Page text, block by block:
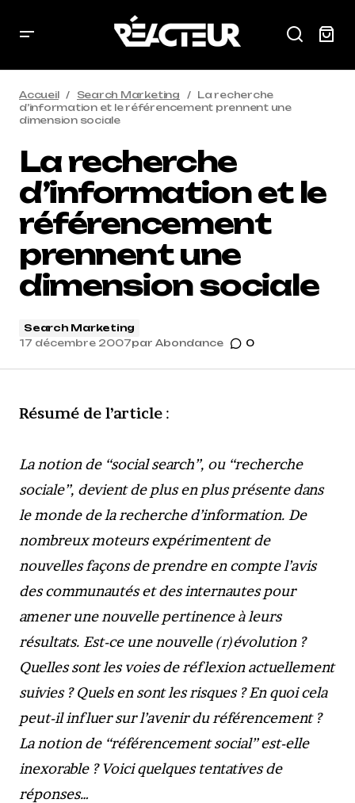
Accueil Search Marketing
La recherche
d’information et le référencement prennent une
dimension sociale
La recherche
d’information et le
référencement
prennent une
dimension sociale
Search Marketing
17 décembre 2007par Abondance 0
Résumé de l’article :
La notion de “social search”, ou “recherche
sociale”, devient de plus en plus présente dans
le monde de la recherche d’information. De
nombreux moteurs expérimentent de
nouvelles façons de prendre en compte l’avis
des communautés et des internautes pour
amener une nouvelle pertinence à leurs
résultats. Est-ce une nouvelle (r)évolution ?
Quelles sont les voies de réflexion actuellement
suivies ? Quels en sont les risques ? En quoi cela
peut-il influer sur l’avenir du référencement ?
La notion de “référencement social” est-elle
inexorable ? Voici quelques tentatives de
réponses…